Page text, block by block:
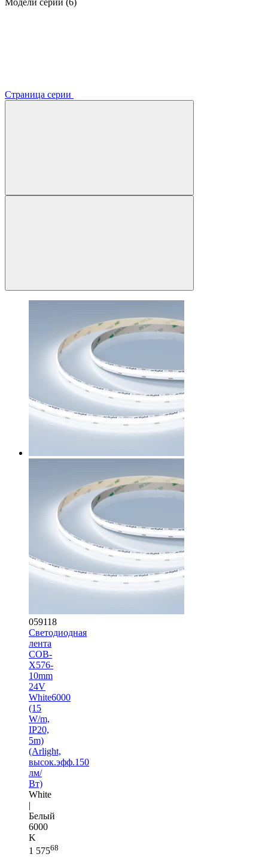
Страница серии
059118
Светодиодная
лента
COB-
X576-
10mm
24V
White6000
(15
W/m,
IP20,
5m)
(Arlight,
высок.эфф.150
лм/
Вт)
White
|
Белый
6000
K
1 57568